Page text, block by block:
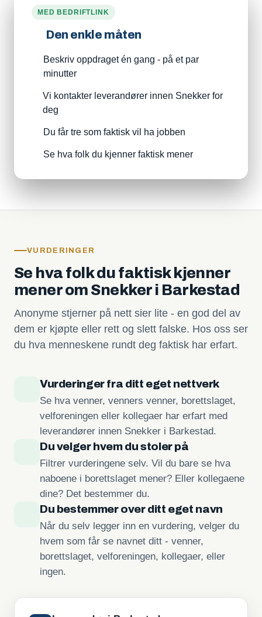
MED BEDRIFTLINK
Den enkle måten
Beskriv oppdraget én gang - på et par
minutter
Vi kontakter leverandører innen Snekker for
deg
Du får tre som faktisk vil ha jobben
Se hva folk du kjenner faktisk mener
VURDERINGER
Se hva folk du faktisk kjenner
mener om Snekker i Barkestad
Anonyme stjerner på nett sier lite - en god del av
dem er kjøpte eller rett og slett falske. Hos oss ser
du hva menneskene rundt deg faktisk har erfart.
Vurderinger fra ditt eget nettverk
Se hva venner, venners venner, borettslaget,
velforeningen eller kollegaer har erfart med
leverandører innen Snekker i Barkestad.
Du velger hvem du stoler på
Filtrer vurderingene selv. Vil du bare se hva
naboene i borettslaget mener? Eller kollegaene
dine? Det bestemmer du.
Du bestemmer over ditt eget navn
Når du selv legger inn en vurdering, velger du
hvem som får se navnet ditt - venner,
borettslaget, velforeningen, kollegaer, eller
ingen.